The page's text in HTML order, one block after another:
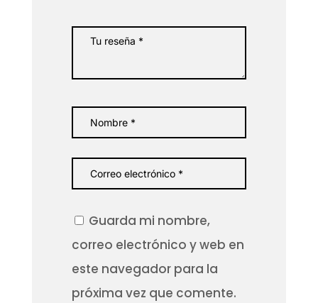
Guarda mi nombre,
correo electrónico y web en
este navegador para la
próxima vez que comente.